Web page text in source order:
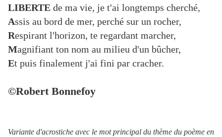
LIBERTE de ma vie, je t'ai longtemps cherché,
Assis au bord de mer, perché sur un rocher,
Respirant l'horizon, te regardant marcher,
Magnifiant ton nom au milieu d'un bûcher,
Et puis finalement j'ai fini par cracher.
©Robert Bonnefoy
Variante d'acrostiche avec le mot principal du thème du poème en